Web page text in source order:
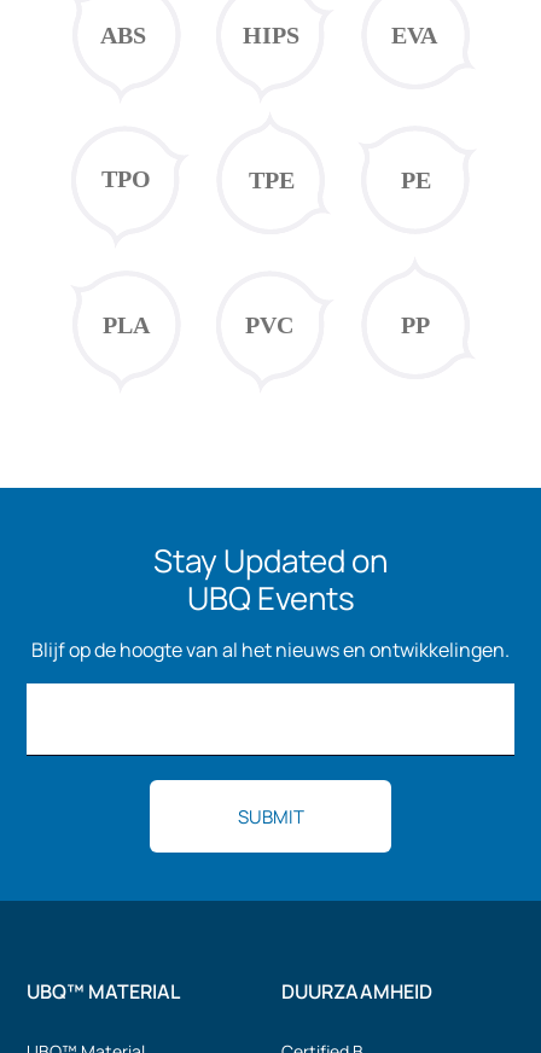
Stay Updated on
UBQ Events
Blijf op de hoogte van al het nieuws en ontwikkelingen.
UBQ™ MATERIAL DUURZAAMHEID